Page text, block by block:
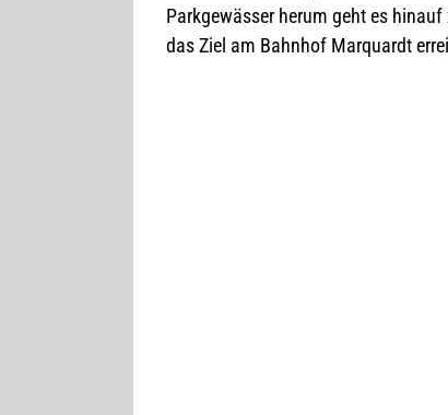
Park­ge­wäs­ser herum geht es
das Ziel am Bahn­hof Mar­quardt